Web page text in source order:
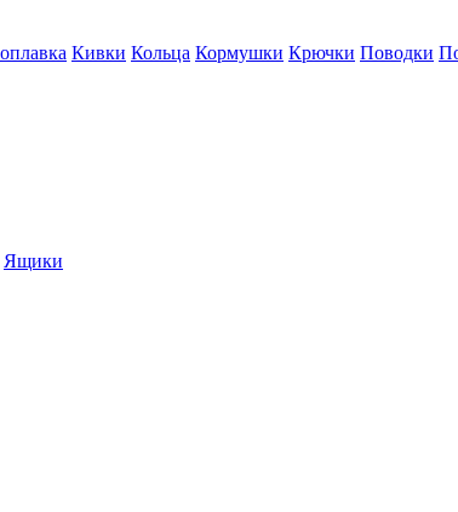
Кивки Кольца Кормушки Крючки Поводки
Ящики